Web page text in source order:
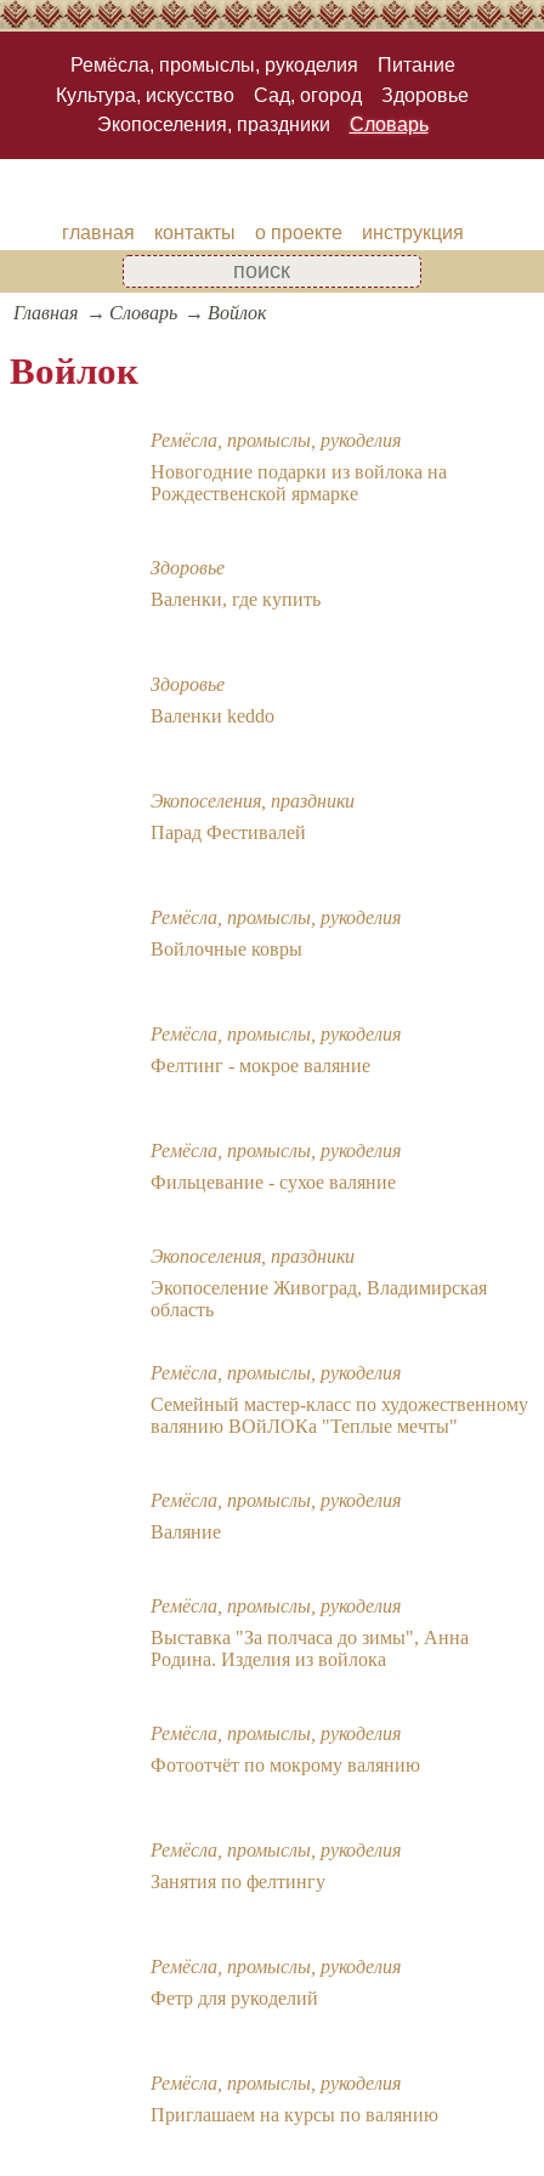
Ремёсла, промыслы, рукоделия
Питание
Культура, искусство
Сад, огород
Здоровье
Экопоселения, праздники
Словарь
главная контакты о проекте инструкция
Главная Словарь Войлок
Войлок
Ремёсла, промыслы, рукоделия
Новогодние подарки из войлока на
Рождественской ярмарке
Здоровье
Валенки, где купить
Здоровье
Валенки keddo
Экопоселения, праздники
Парад Фестивалей
Ремёсла, промыслы, рукоделия
Войлочные ковры
Ремёсла, промыслы, рукоделия
Фелтинг - мокрое валяние
Ремёсла, промыслы, рукоделия
Фильцевание - сухое валяние
Экопоселения, праздники
Экопоселение Живоград, Владимирская
область
Ремёсла, промыслы, рукоделия
Семейный мастер-класс по художественному
валянию ВОйЛОКа "Теплые мечты"
Ремёсла, промыслы, рукоделия
Валяние
Ремёсла, промыслы, рукоделия
Выставка "За полчаса до зимы", Анна
Родина. Изделия из войлока
Ремёсла, промыслы, рукоделия
Фотоотчёт по мокрому валянию
Ремёсла, промыслы, рукоделия
Занятия по фелтингу
Ремёсла, промыслы, рукоделия
Фетр для рукоделий
Ремёсла, промыслы, рукоделия
Приглашаем на курсы по валянию